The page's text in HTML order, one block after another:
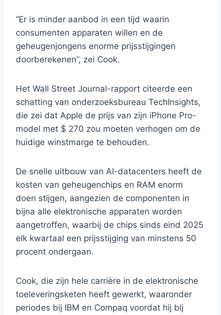
“Er is minder aanbod in een tijd waarin
consumenten apparaten willen en de
geheugenjongens enorme prijsstijgingen
doorberekenen”, zei Cook.
Het Wall Street Journal-rapport citeerde een
schatting van onderzoeksbureau TechInsights,
die zei dat Apple de prijs van zijn iPhone Pro-
model met $ 270 zou moeten verhogen om de
huidige winstmarge te behouden.
De snelle uitbouw van AI-datacenters heeft de
kosten van geheugenchips en RAM enorm
doen stijgen, aangezien de componenten in
bijna alle elektronische apparaten worden
aangetroffen, waarbij de chips sinds eind 2025
elk kwartaal een prijsstijging van minstens 50
procent ondergaan.
Cook, die zijn hele carrière in de elektronische
toeleveringsketen heeft gewerkt, waaronder
periodes bij IBM en Compaq voordat hij bij